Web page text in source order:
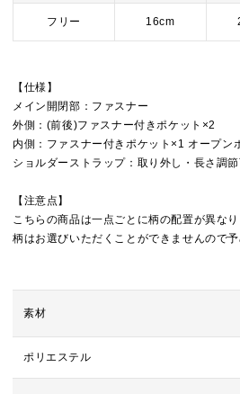
フリー 16cm
【仕様】
メイン開閉部：ファスナー
外側：(前後)ファスナー付きポケット×2
内側：ファスナー付きポケット×1 オープン
ショルダーストラップ：取り外し・長さ調
【注意点】
こちらの商品は一点ごとに柄の配置が異なり
柄はお選びいただくことができませんので予
素材
ポリエステル